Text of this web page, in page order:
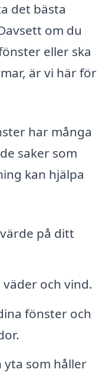
det bästa
om du
eller ska
är vi här för
har många
saker som
kan hjälpa
på ditt
och vind.
fönster och
yta som håller